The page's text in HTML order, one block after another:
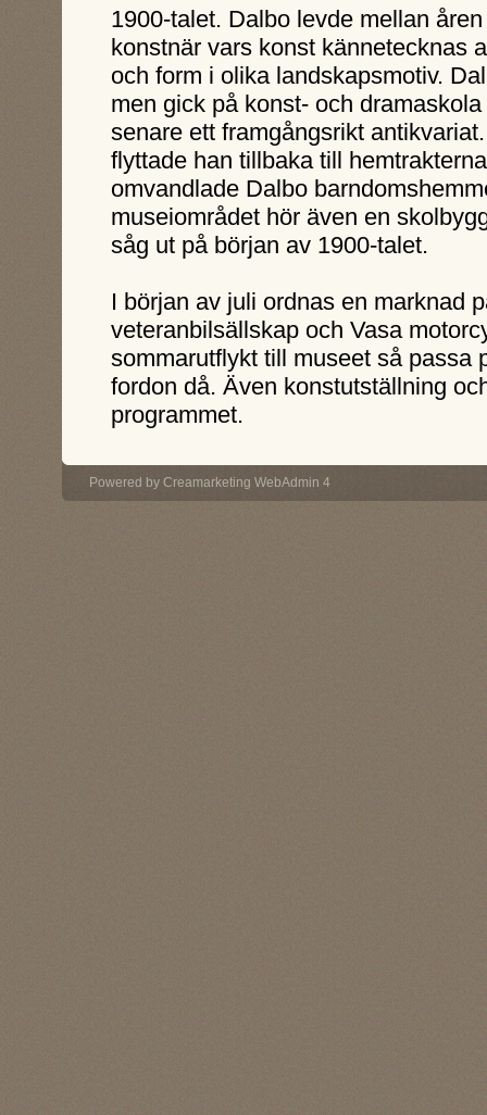
1900-talet. Dalbo levde mellan
konstnär vars konst kännetecknas
och form i olika landskapsmotiv.
men gick på konst- och
senare ett framgångsrikt
flyttade han tillbaka till
omvandlade Dalbo
museiområdet hör även en
såg ut på början av 1900-talet.
I början av juli ordnas en marknad
veteranbilsällskap och Vasa
sommarutflykt till museet så passa
fordon då. Även konstutställning
programmet.
Powered by Creamarketing WebAdmin 4